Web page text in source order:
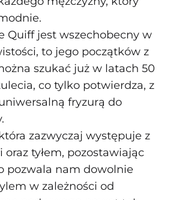
Quiff jest wszechobecny w
to jego początków z
szukać już w latach 50
co tylko potwierdza, z
fryzurą do
zazwyczaj występuje z
tyłem, pozostawiając
pozwala nam dowolnie
w zależności od